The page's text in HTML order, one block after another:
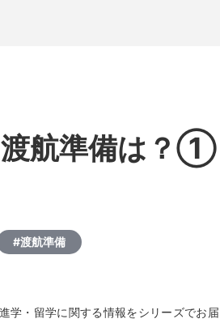
渡航準備は？①
#渡航準備
学・留学に関する情報をシリーズでお届